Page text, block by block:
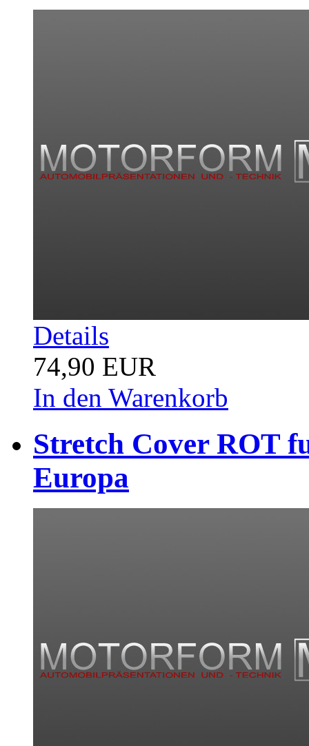
Details
74,90 EUR
In den Warenkorb
Stretch Cover ROT
Europa